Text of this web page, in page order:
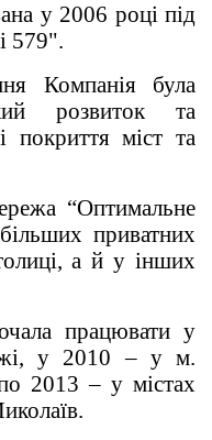
у 2006 році під
579".
Компанія була
розвиток та
покриття міст та
“Оптимальне
приватних
а й у інших
працювати у
у 2010 – у м.
2013 – у містах